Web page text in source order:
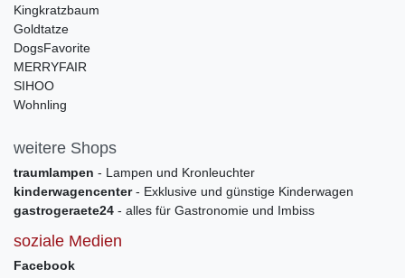
Kingkratzbaum
Goldtatze
DogsFavorite
MERRYFAIR
SIHOO
Wohnling
weitere Shops
traumlampen - Lampen und Kronleuchter
kinderwagencenter- Exklusive und günstige Kinderwagen
gastrogeraete24 - alles für Gastronomie und Imbiss
soziale Medien
Facebook